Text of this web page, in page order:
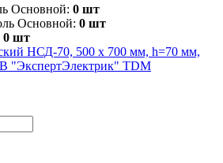
Основной: 0 шт
Основной: 0 шт
0 шт
НСД-70, 500 х 700 мм, h=70 мм,
"ЭкспертЭлектрик" TDM